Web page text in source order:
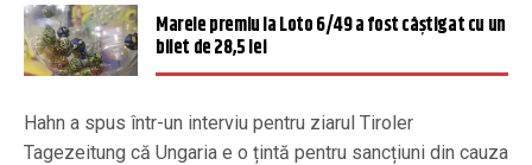
Marele premiu la Loto 6/49 a fost câştigat cu un
bilet de 28,5 lei
Hahn a spus într-un interviu pentru ziarul Tiroler
Tagezeitung că Ungaria e o țintă pentru sancțiuni din cauza